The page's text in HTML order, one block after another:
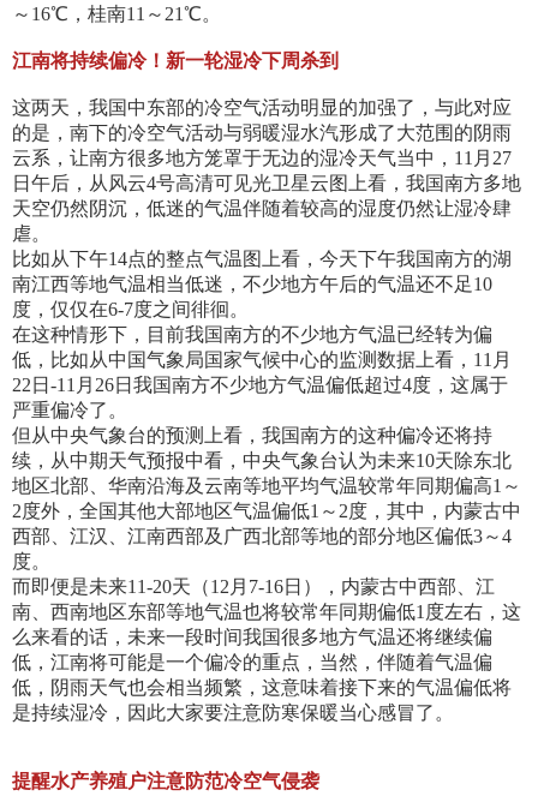
～16℃，桂南11～21℃。
江南将持续偏冷！新一轮湿冷下周杀到
这两天，我国中东部的冷空气活动明显的加强了，与此对应
的是，南下的冷空气活动与弱暖湿水汽形成了大范围的阴雨
云系，让南方很多地方笼罩于无边的湿冷天气当中，11月27
日午后，从风云4号高清可见光卫星云图上看，我国南方多地
天空仍然阴沉，低迷的气温伴随着较高的湿度仍然让湿冷肆
虐。
比如从下午14点的整点气温图上看，今天下午我国南方的湖
南江西等地气温相当低迷，不少地方午后的气温还不足10
度，仅仅在6-7度之间徘徊。
在这种情形下，目前我国南方的不少地方气温已经转为偏
低，比如从中国气象局国家气候中心的监测数据上看，11月
22日-11月26日我国南方不少地方气温偏低超过4度，这属于
严重偏冷了。
但从中央气象台的预测上看，我国南方的这种偏冷还将持
续，从中期天气预报中看，中央气象台认为未来10天除东北
地区北部、华南沿海及云南等地平均气温较常年同期偏高1～
2度外，全国其他大部地区气温偏低1～2度，其中，内蒙古中
西部、江汉、江南西部及广西北部等地的部分地区偏低3～4
度。
而即便是未来11-20天（12月7-16日），内蒙古中西部、江
南、西南地区东部等地气温也将较常年同期偏低1度左右，这
么来看的话，未来一段时间我国很多地方气温还将继续偏
低，江南将可能是一个偏冷的重点，当然，伴随着气温偏
低，阴雨天气也会相当频繁，这意味着接下来的气温偏低将
是持续湿冷，因此大家要注意防寒保暖当心感冒了。
提醒水产养殖户注意防范冷空气侵袭